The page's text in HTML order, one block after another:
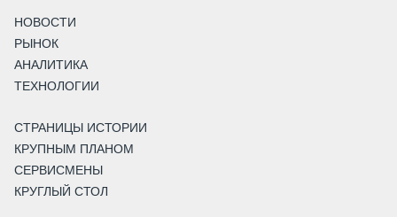
НОВОСТИ
РЫНОК
АНАЛИТИКА
ТЕХНОЛОГИИ
СТРАНИЦЫ ИСТОРИИ
КРУПНЫМ ПЛАНОМ
СЕРВИСМЕНЫ
КРУГЛЫЙ СТОЛ